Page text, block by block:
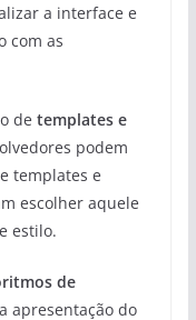
a interface e
com as
de templates e
podem
templates e
escolher aquele
estilo.
de
apresentação do